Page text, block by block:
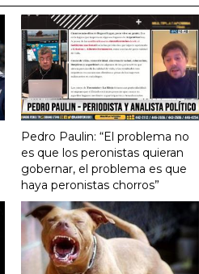
Pedro Paulin: “El problema no
es que los peronistas quieran
gobernar, el problema es que
haya peronistas chorros”